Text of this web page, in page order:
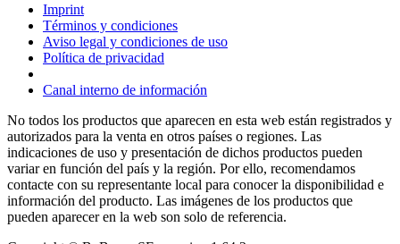
Imprint
Términos y condiciones
Aviso legal y condiciones de uso
Política de privacidad
Canal interno de información
No todos los productos que aparecen en esta web están registrados y
autorizados para la venta en otros países o regiones. Las
indicaciones de uso y presentación de dichos productos pueden
variar en función del país y la región. Por ello, recomendamos
contacte con su representante local para conocer la disponibilidad e
información del producto. Las imágenes de los productos que
pueden aparecer en la web son solo de referencia.